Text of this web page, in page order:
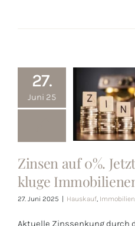
27.
Juni 25
Zinsen
Jetzt
Zeit
Zinsen auf 0%.
kluge
27. Juni 2025 Hauskauf, Immobilien
Aktuelle Zinssenkung durch